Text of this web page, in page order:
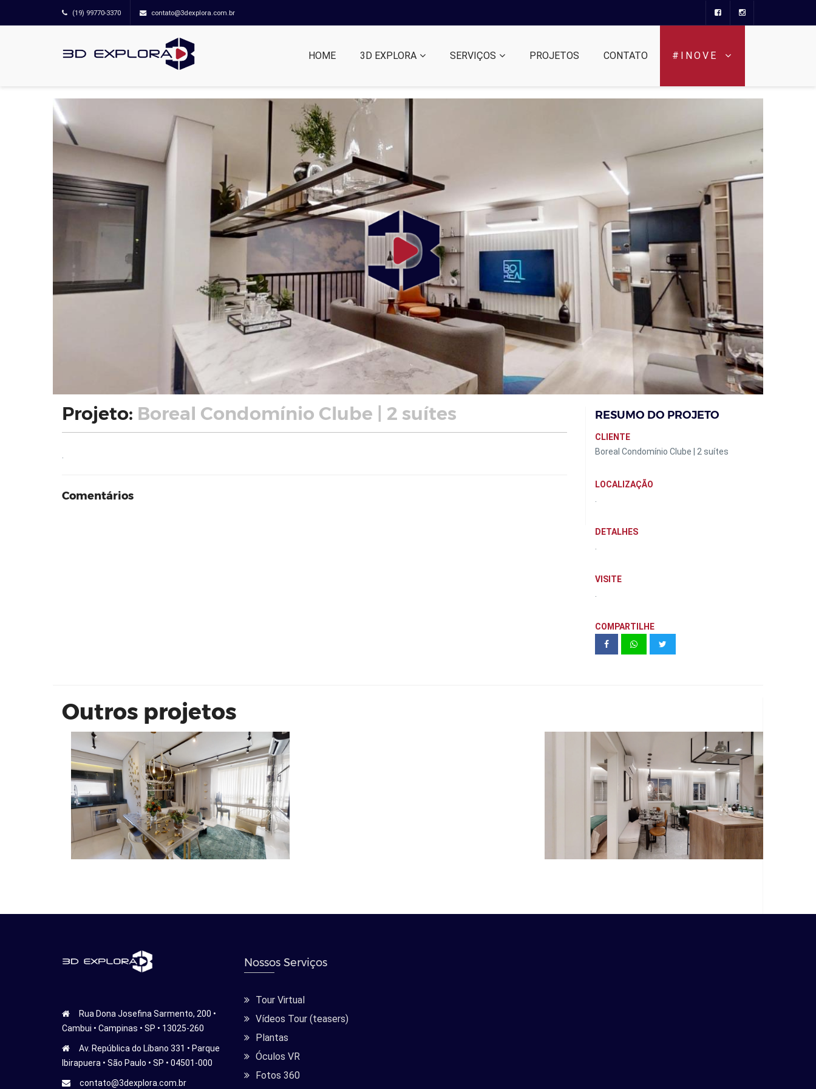
(19) 99770-3370 contato@3dexplora.com.br
HOME 3D EXPLORA SERVIÇOS PROJETOS CONTATO #INOVE
Projeto: Boreal Condomínio Clube | 2 suítes
Comentários
RESUMO DO PROJETO
CLIENTE
Boreal Condomínio Clube | 2 suítes
LOCALIZAÇÃO
DETALHES
VISITE
COMPARTILHE
Outros projetos
VIVAZ | Santa Cecília
Rua Dona Josefina Sarmento, 200 •
Cambui • Campinas • SP • 13025-260
Av. República do Líbano 331 • Parque
Ibirapuera • São Paulo • SP • 04501-000
contato@3dexplora.com.br
Nossos Serviços
Tour Virtual
Vídeos Tour (teasers)
Plantas
Óculos VR
Fotos 360